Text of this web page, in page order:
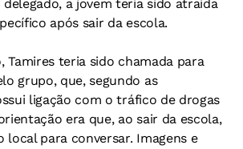
a jovem teria sido atraída
após sair da escola.
Tamires teria sido chamada para
grupo, que, segundo as
ligação com o tráfico de drogas
era que, ao sair da escola,
local para conversar. Imagens e